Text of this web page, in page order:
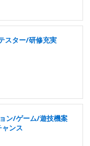
スター/研修充実
ン/ゲーム/遊技機案
ンス